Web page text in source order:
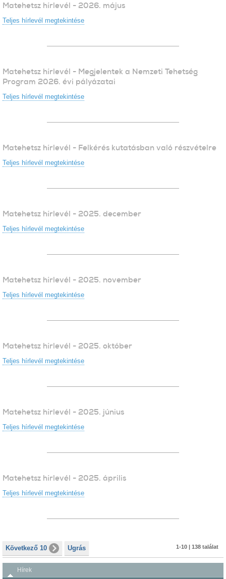
Matehetsz hírlevél - 2026. május
Teljes hírlevél megtekintése
Matehetsz hírlevél - Megjelentek a Nemzeti Tehetség
Program 2026. évi pályázatai
Teljes hírlevél megtekintése
Matehetsz hírlevél - Felkérés kutatásban való részvételre
Teljes hírlevél megtekintése
Matehetsz hírlevél - 2025. december
Teljes hírlevél megtekintése
Matehetsz hírlevél - 2025. november
Teljes hírlevél megtekintése
Matehetsz hírlevél - 2025. október
Teljes hírlevél megtekintése
Matehetsz hírlevél - 2025. június
Teljes hírlevél megtekintése
Matehetsz hírlevél - 2025. április
Teljes hírlevél megtekintése
Következő 10 Ugrás 1-10 | 138 találat
Hírek